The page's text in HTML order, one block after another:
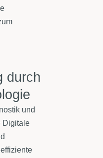
durch
und
Digitale